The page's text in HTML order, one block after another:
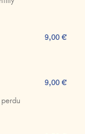
9,00 €
9,00 €